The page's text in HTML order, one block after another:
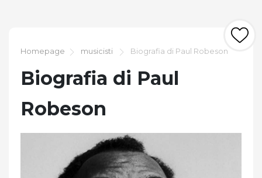
Homepage musicisti Biografia di Paul Robeson
Biografia di Paul
Robeson